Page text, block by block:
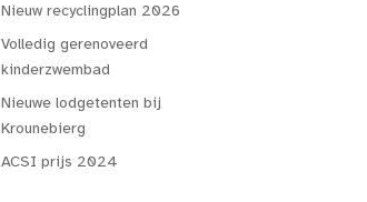
Nieuw recyclingplan 2026
Volledig gerenoveerd
kinderzwembad
Nieuwe lodgetenten bij
Krounebierg
ACSI prijs 2024